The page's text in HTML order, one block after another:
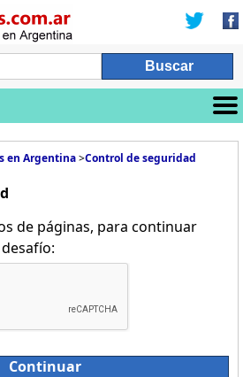
en Argentina>Control de seguridad
de páginas, para continuar
Continuar